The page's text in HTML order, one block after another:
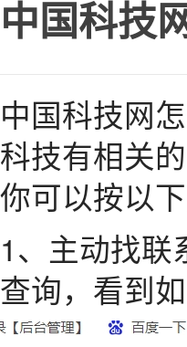
中国科技
中国科技网
科技有相关
你可以按以
1、主动找联
查询，看到如